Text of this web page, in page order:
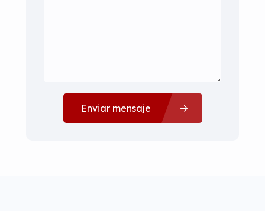
Enviar mensaje